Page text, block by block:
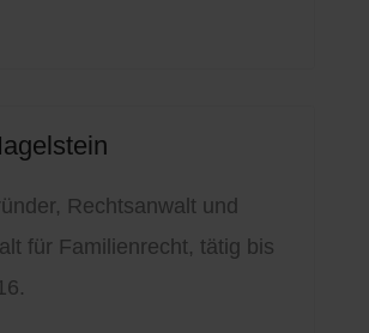
Rechtsanwalt und
für Familienrecht, tätig bis